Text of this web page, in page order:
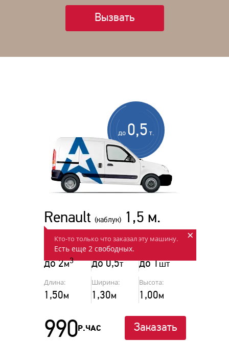
Вызвать
до 0,5 т.
Renault (каблук)1,5 м.
×
Кто-то только что заказал эту машину.
Есть еще 2 свободных.
Для гипермаркетов.
Объём:
до 2м3
Г/п:
до 0,5т до 1шт
Длина:
1,50м
Ширина:
1,30м
Высота:
1,00м
990Р.ЧАС Заказать